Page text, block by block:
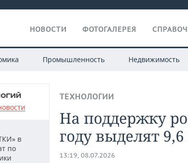
НОВОСТИ ФОТОГАЛЕРЕЯ
Промышленность Недвижимость
в
по
ТЕХНОЛОГИИ
На поддержку
году выделят
13:19, 08.07.2026